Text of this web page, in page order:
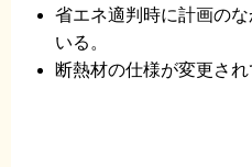
省エネ適判時に計画の
いる。
断熱材の仕様が変更され